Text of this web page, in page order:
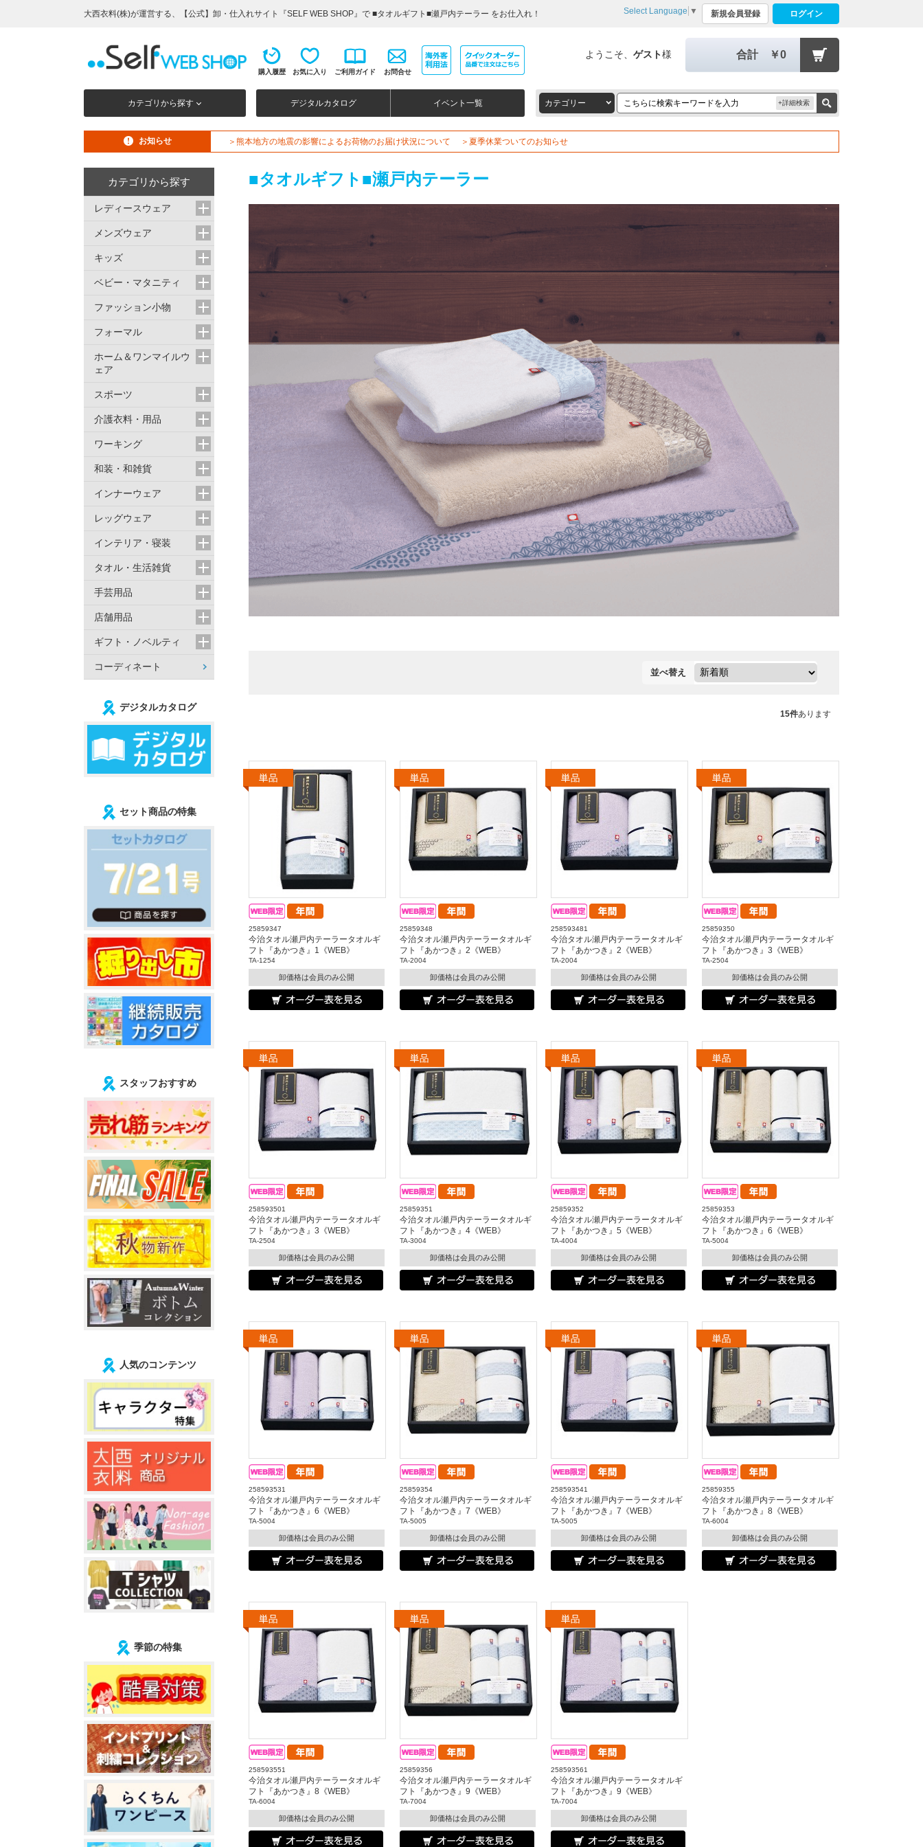
大西衣料(株)が運営する、【公式】卸・仕入れサイト『SELF WEB SHOP』で ■タオルギフト■瀬戸内テーラー をお仕入れ！ ログイン
新規会員登録
Select Language ▼
購入履歴 お気に入り ご利用ガイド お問合せ
ようこそ、 ゲスト様 合計 ￥0
カテゴリから探す デジタルカタログ イベント一覧 カテゴリー +詳細検索
お知らせ ＞熊本地方の地震の影響によるお荷物のお届け状況について ＞夏季休業ついてのお知らせ
■タオルギフト■瀬戸内テーラー
並べ替え
15件あります
25859347
今治タオル瀬戸内テーラータオルギ
フト『あかつき』1《WEB》
TA-1254
卸価格は会員のみ公開
25859348
今治タオル瀬戸内テーラータオルギ
フト『あかつき』2《WEB》
TA-2004
卸価格は会員のみ公開
258593481
今治タオル瀬戸内テーラータオルギ
フト『あかつき』2《WEB》
TA-2004
卸価格は会員のみ公開
25859350
今治タオル瀬戸内テーラータオルギ
フト『あかつき』3《WEB》
TA-2504
卸価格は会員のみ公開
258593501
今治タオル瀬戸内テーラータオルギ
フト『あかつき』3《WEB》
TA-2504
卸価格は会員のみ公開
25859351
今治タオル瀬戸内テーラータオルギ
フト『あかつき』4《WEB》
TA-3004
卸価格は会員のみ公開
25859352
今治タオル瀬戸内テーラータオルギ
フト『あかつき』5《WEB》
TA-4004
卸価格は会員のみ公開
25859353
今治タオル瀬戸内テーラータオルギ
フト『あかつき』6《WEB》
TA-5004
卸価格は会員のみ公開
258593531
今治タオル瀬戸内テーラータオルギ
フト『あかつき』6《WEB》
TA-5004
卸価格は会員のみ公開
25859354
今治タオル瀬戸内テーラータオルギ
フト『あかつき』7《WEB》
TA-5005
卸価格は会員のみ公開
258593541
今治タオル瀬戸内テーラータオルギ
フト『あかつき』7《WEB》
TA-5005
卸価格は会員のみ公開
25859355
今治タオル瀬戸内テーラータオルギ
フト『あかつき』8《WEB》
TA-6004
卸価格は会員のみ公開
258593551
今治タオル瀬戸内テーラータオルギ
フト『あかつき』8《WEB》
TA-6004
卸価格は会員のみ公開
25859356
今治タオル瀬戸内テーラータオルギ
フト『あかつき』9《WEB》
TA-7004
卸価格は会員のみ公開
258593561
今治タオル瀬戸内テーラータオルギ
フト『あかつき』9《WEB》
TA-7004
卸価格は会員のみ公開
カテゴリから探す
レディースウェア
メンズウェア
キッズ
ベビー・マタニティ
ファッション小物
フォーマル
ホーム＆ワンマイルウ
ェア
スポーツ
介護衣料・用品
ワーキング
和装・和雑貨
インナーウェア
レッグウェア
インテリア・寝装
タオル・生活雑貨
手芸用品
店舗用品
ギフト・ノベルティ
コーディネート
デジタルカタログ
セット商品の特集
スタッフおすすめ
人気のコンテンツ
季節の特集